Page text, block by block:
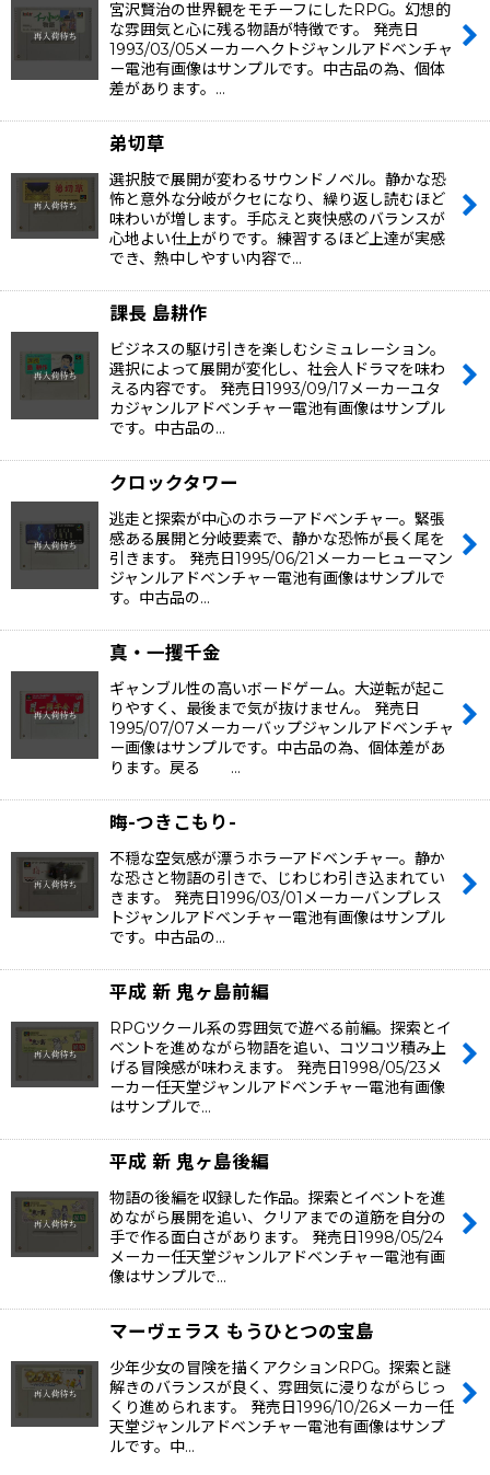
宮沢賢治の世界観をモチーフにしたRPG。幻想的
な雰囲気と心に残る物語が特徴です。 発売日
1993/03/05メーカーヘクトジャンルアドベンチャ
ー電池有画像はサンプルです。中古品の為、個体
差があります。…
弟切草
選択肢で展開が変わるサウンドノベル。静かな恐
怖と意外な分岐がクセになり、繰り返し読むほど
味わいが増します。手応えと爽快感のバランスが
心地よい仕上がりです。練習するほど上達が実感
でき、熱中しやすい内容で…
課長 島耕作
ビジネスの駆け引きを楽しむシミュレーション。
選択によって展開が変化し、社会人ドラマを味わ
える内容です。 発売日1993/09/17メーカーユタ
カジャンルアドベンチャー電池有画像はサンプル
です。中古品の…
クロックタワー
逃走と探索が中心のホラーアドベンチャー。緊張
感ある展開と分岐要素で、静かな恐怖が長く尾を
引きます。 発売日1995/06/21メーカーヒューマン
ジャンルアドベンチャー電池有画像はサンプルで
す。中古品の…
真・一攫千金
ギャンブル性の高いボードゲーム。大逆転が起こ
りやすく、最後まで気が抜けません。 発売日
1995/07/07メーカーバップジャンルアドベンチャ
ー画像はサンプルです。中古品の為、個体差があ
ります。戻る …
晦-つきこもり-
不穏な空気感が漂うホラーアドベンチャー。静か
な恐さと物語の引きで、じわじわ引き込まれてい
きます。 発売日1996/03/01メーカーバンプレス
トジャンルアドベンチャー電池有画像はサンプル
です。中古品の…
平成 新 鬼ヶ島前編
RPGツクール系の雰囲気で遊べる前編。探索とイ
ベントを進めながら物語を追い、コツコツ積み上
げる冒険感が味わえます。 発売日1998/05/23メ
ーカー任天堂ジャンルアドベンチャー電池有画像
はサンプルで…
平成 新 鬼ヶ島後編
物語の後編を収録した作品。探索とイベントを進
めながら展開を追い、クリアまでの道筋を自分の
手で作る面白さがあります。 発売日1998/05/24
メーカー任天堂ジャンルアドベンチャー電池有画
像はサンプルで…
マーヴェラス もうひとつの宝島
少年少女の冒険を描くアクションRPG。探索と謎
解きのバランスが良く、雰囲気に浸りながらじっ
くり進められます。 発売日1996/10/26メーカー任
天堂ジャンルアドベンチャー電池有画像はサンプ
ルです。中…